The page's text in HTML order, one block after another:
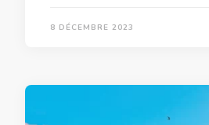
8 DÉCEMBRE 2023